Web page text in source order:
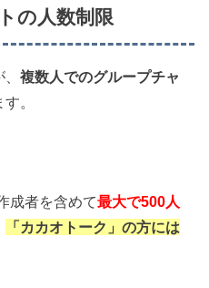
の人数制限
、複数人でのグループチャ
。
成者を含めて最大で500人
「カカオトーク」の方には